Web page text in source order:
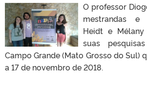
O professor
mestrandas e
Heidt e
suas
Campo Grande (Mato Grosso do Sul)
a 17 de novembro de 2018.